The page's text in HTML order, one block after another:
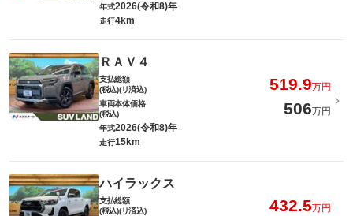
年式2026(令和8)年
走行4km
ＲＡＶ４
支払総額
(税込)(リ済込)
519.9万円
車両本体価格
(税込)
506万円
年式2026(令和8)年
走行15km
ハイラックス
支払総額
(税込)(リ済込)
432.5万円